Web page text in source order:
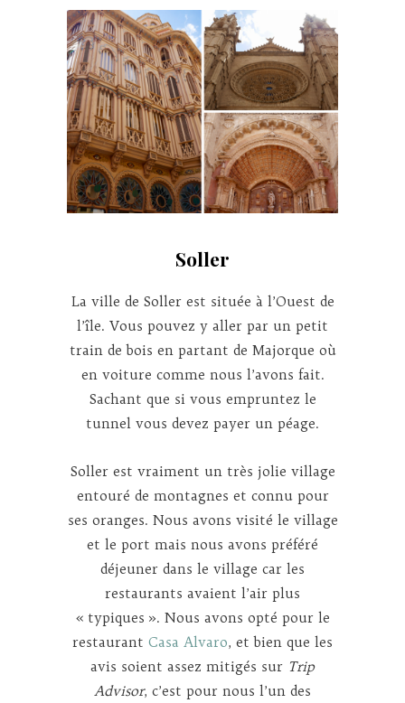
Soller
La ville de Soller est située à l’Ouest de
l’île. Vous pouvez y aller par un petit
train de bois en partant de Majorque où
en voiture comme nous l’avons fait.
Sachant que si vous empruntez le
tunnel vous devez payer un péage.
Soller est vraiment un très jolie village
entouré de montagnes et connu pour
ses oranges. Nous avons visité le village
et le port mais nous avons préféré
déjeuner dans le village car les
restaurants avaient l’air plus
« typiques ». Nous avons opté pour le
restaurant Casa Alvaro, et bien que les
avis soient assez mitigés sur Trip
Advisor, c’est pour nous l’un des